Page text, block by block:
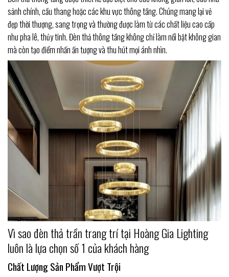
sảnh chính, cầu thang hoặc các khu vực thông tầng. Chúng mang lại vẻ
đẹp thời thượng, sang trọng và thường được làm từ các chất liệu cao cấp
như pha lê, thủy tinh. Đèn thả thông tầng không chỉ làm nổi bật không gian
mà còn tạo điểm nhấn ấn tượng và thu hút mọi ánh nhìn.
Vì sao đèn thả trần trang trí tại Hoàng Gia Lighting
luôn là lựa chọn số 1 của khách hàng
Chất Lượng Sản Phẩm Vượt Trội